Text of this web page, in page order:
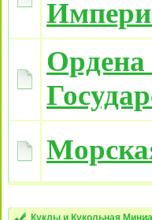
Куклы и Кукольная